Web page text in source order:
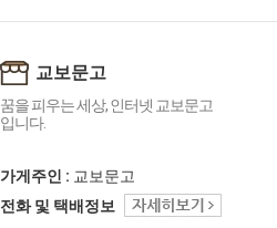
교보문고
꿈을 피우는 세상, 인터넷 교보문고
입니다.
가게주인 : 교보문고
전화 및 택배정보